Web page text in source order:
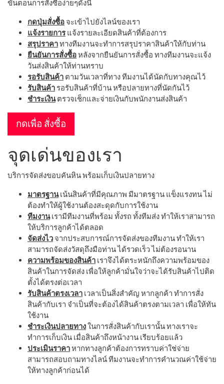
ขั้นตอนการสั่งซื้อง่ายๆดังนี้
กดปุ่มสั่งซื้อ จะเข้าไปยังไลน์ของเรา
แจ้งรายการแจ้งรายละเอียดสินค้าที่ต้องการ
สรุปราคาทางทีมงานจะทำการสรุปราคาสินค้าให้กับท่าน
ยืนยันการสั่งซื้อหลังจากยืนยันการสั่งซื้อ ทางทีมงานจะแจ้ง
วันส่งสินค้าให้ท่านทราบ
รอรับสินค้า ตามวันเวลาที่ทาง ทีมงานได้นัดกับทางคุณไว้
รับสินค้า รอรับสินค้าที่บ้าน หรือปลายทางที่นัดกันไว้
ชำระเงินตรวจเช็กและจ่ายเงินกับพนักงานส่งสินค้า
กดเพื่อ สั่งซื้อ
จุดเด่นของเรา
บริการจัดส่งขอบคันหิน พร้อมเก็บเงินปลายทาง
มาตรฐานเน้นสินค้าที่มีคุณภาพ มีมาตรฐาน แข็งแรงทน ไม่
ต้องทำให้ผู้ใช้งานต้องสะดุดกับการใช้งาน
ทีมงานเรามีทีมงานที่พร้อม ทั้งรถ ทั้งทีมส่ง ทำให้เราสามารถ
ให้บริการลูกค้าได้ตลอด
จัดส่งไว จากประสบการณ์การจัดส่งของทีมงาน ทำให้เรา
สามารถจัดส่งวัสดุถึงมือท่าน ได้รวดเร็ว ไม่ต้องรอนาน
ความพร้อมของสินค้า เราจึงได้ตระหนักถึงความพร้อมของ
สินค้าในการจัดส่ง เพื่อให้ลูกค้ามั่นใจว่าจะได้รับสินค้าไปติด
ตั้งได้ตรงต่อเวลา
รับสินค้าตรงเวลา เวลาเป็นสิ่งสำคัญ หากลูกค้า ทำการสั่ง
สินค้ากับเรา จำเป็นที่จะต้องได้สินค้าตรงตามเวลา เพื่อให้ทัน
ใช้งาน
ชำระเงินปลายทางในการสั่งสินค้ากับเรานั้น ทางเราจะ
ทำการเก็บเงิน เมื่อสินค้าถึงหน้างาน เรียบร้อยแล้ว
ประเมินราคาหากทางลูกค้าต้องการทราบค่าใช่จ่าย
สามารถสอบถามทางไลน์ ทีมงานจะทำการคำนวณค่าใช้จ่าย
ให้ทางลูกค้าก่อนได้